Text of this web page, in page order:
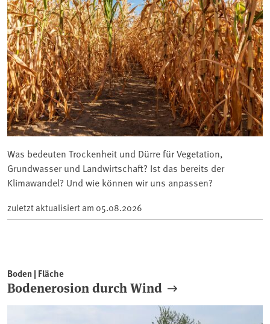
Was bedeuten Trockenheit und Dürre für Vegetation,
Grundwasser und Landwirtschaft? Ist das bereits der
Klimawandel? Und wie können wir uns anpassen?
zuletzt aktualisiert am 05.08.2026
Boden | Fläche
Bodenerosion durch Wind